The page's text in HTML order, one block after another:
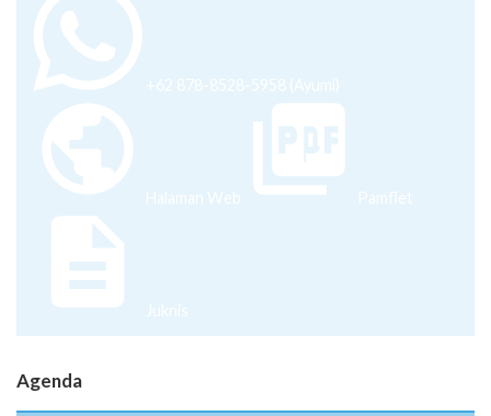
+62 878-8528-5958 (Ayumi)
Halaman Web Pamflet
Juknis
Agenda